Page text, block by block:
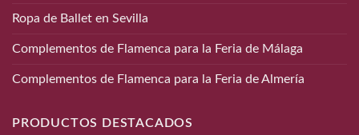
Ropa de Ballet en Sevilla
Complementos de Flamenca para la Feria de Málaga
Complementos de Flamenca para la Feria de Almería
PRODUCTOS DESTACADOS